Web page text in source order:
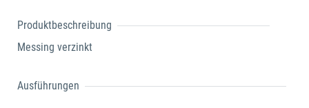
Produktbeschreibung
Messing verzinkt
Ausführungen